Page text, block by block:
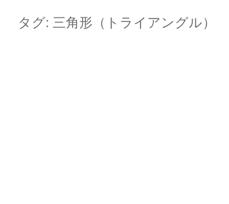
contentタグ: 三角形（トライアングル）